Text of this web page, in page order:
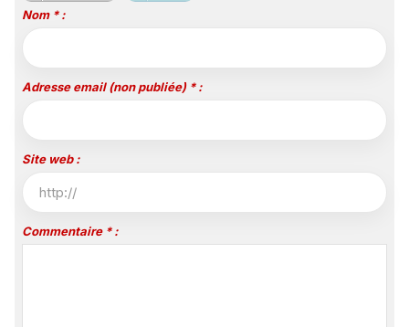
Nom * :
Adresse email (non publiée) * :
Site web :
Commentaire * :